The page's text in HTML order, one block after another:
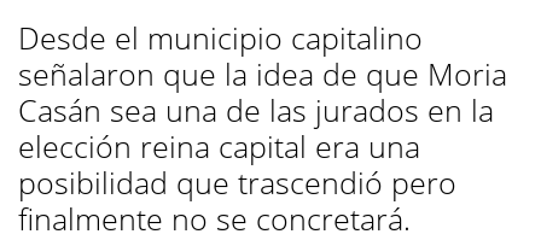
Desde el municipio capitalino
señalaron que la idea de que Moria
Casán sea una de las jurados en la
elección reina capital era una
posibilidad que trascendió pero
finalmente no se concretará.